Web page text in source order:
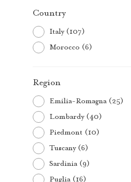
Country
Italy (107)
Morocco (6)
Region
Emilia-Romagna (25)
Lombardy (40)
Piedmont (10)
Tuscany (6)
Sardinia (9)
Puglia (16)